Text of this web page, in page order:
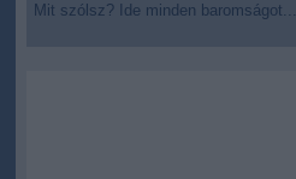
Mit szólsz? Ide minden baromságot...